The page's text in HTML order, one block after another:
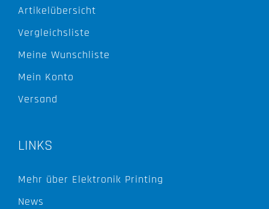
Artikelübersicht
Vergleichsliste
Meine Wunschliste
Mein Konto
Versand
LINKS
Mehr über Elektronik Printing
News